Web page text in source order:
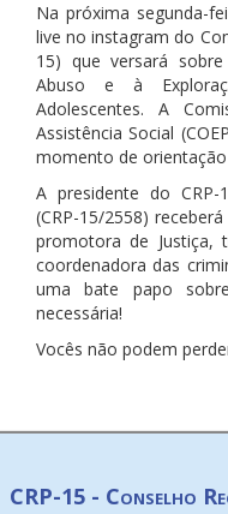
Na próxima segunda-
live no instagram do
15) que versará
Abuso e à
Adolescentes. A
Assistência Social
momento de
A presidente do CRP-
(CRP-15/2558)
promotora de Justiça,
coordenadora das
uma bate papo
necessária!
Vocês não podem
CRP-15 - Conselho